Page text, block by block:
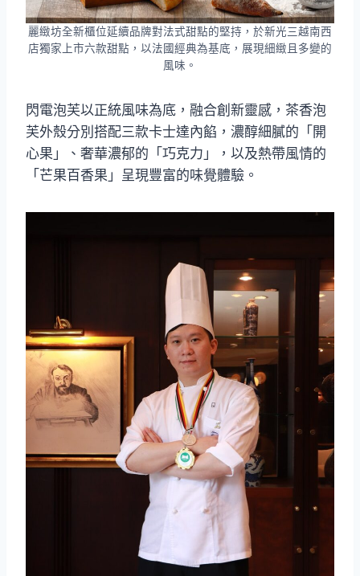
麗緻坊全新櫃位延續品牌對法式甜點的堅持，於新光三越南西
店獨家上市六款甜點，以法國經典為基底，展現細緻且多變的
風味。
閃電泡芙以正統風味為底，融合創新靈感，茶香泡
芙外殼分別搭配三款卡士達內餡，濃醇細膩的「開
心果」、奢華濃郁的「巧克力」，以及熱帶風情的
「芒果百香果」呈現豐富的味覺體驗。